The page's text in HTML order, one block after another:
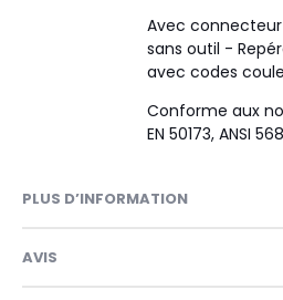
Avec
sans outil -
avec codes
Conforme aux
EN 50173, ANSI
PLUS D’INFORMATION
AVIS